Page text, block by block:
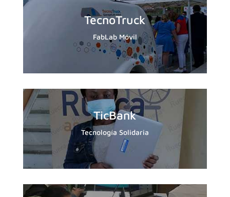
TecnoTruck
FabLab Móvil
TicBank
Tecnología Solidaria